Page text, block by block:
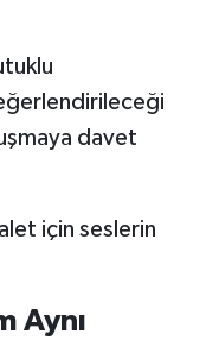
davet
için seslerin
Aynı